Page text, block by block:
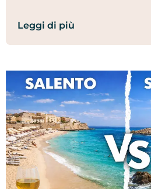
Leggi di più